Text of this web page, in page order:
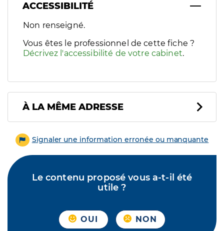
ACCESSIBILITÉ
Filtres
Sélectionnez un ou plusieurs handicaps/besoins
Non renseigné.
Vous êtes le professionnel de cette fiche ?
Décrivez l'accessibilité de votre cabinet.
À LA MÊME ADRESSE
Signaler une information erronée ou manquante
Le contenu proposé vous a-t-il été
utile ?
OUI NON